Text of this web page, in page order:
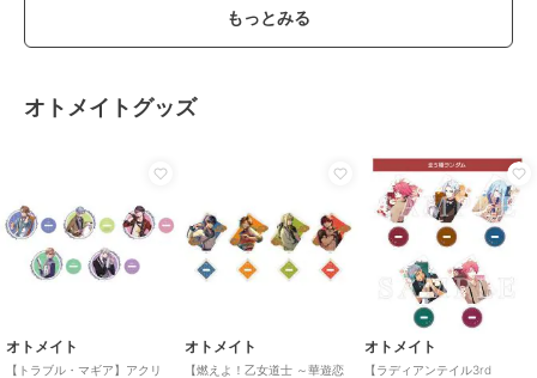
もっとみる
オトメイトグッズ
オトメイト
【トラブル・マギア】アクリ
オトメイト
【燃えよ！乙女道士 ～華遊恋
オトメイト
【ラディアンテイル3rd